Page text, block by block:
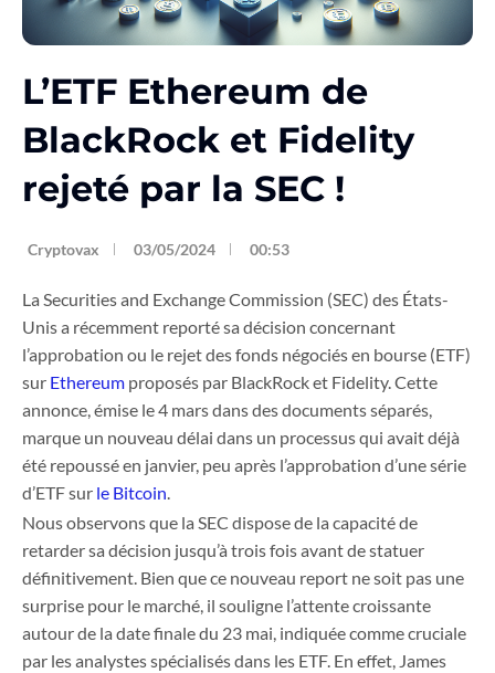
L’ETF Ethereum de
BlackRock et Fidelity
rejeté par la SEC !
Cryptovax 03/05/2024 00:53
La Securities and Exchange Commission (SEC) des États-
Unis a récemment reporté sa décision concernant
l’approbation ou le rejet des fonds négociés en bourse (ETF)
sur Ethereum proposés par BlackRock et Fidelity. Cette
annonce, émise le 4 mars dans des documents séparés,
marque un nouveau délai dans un processus qui avait déjà
été repoussé en janvier, peu après l’approbation d’une série
d’ETF sur le Bitcoin.
Nous observons que la SEC dispose de la capacité de
retarder sa décision jusqu’à trois fois avant de statuer
définitivement. Bien que ce nouveau report ne soit pas une
surprise pour le marché, il souligne l’attente croissante
autour de la date finale du 23 mai, indiquée comme cruciale
par les analystes spécialisés dans les ETF. En effet, James